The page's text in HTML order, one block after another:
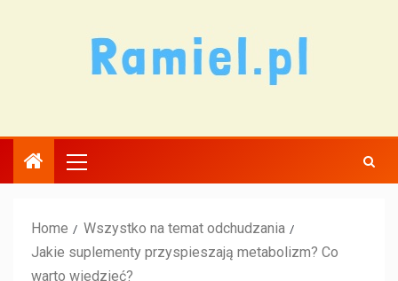
Home
Wszystko na temat odchudzania
Jakie suplementy przyspieszają metabolizm? Co
warto wiedzieć?